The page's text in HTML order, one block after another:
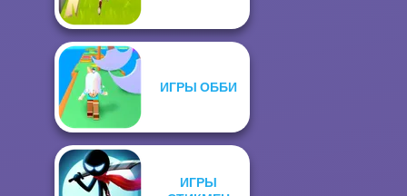
ИГРЫ ОББИ
ИГРЫ